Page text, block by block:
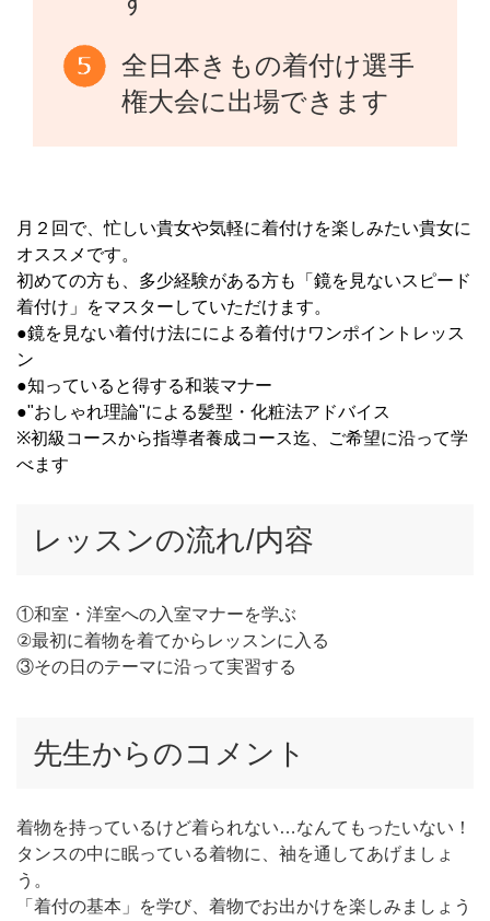
全日本きもの着付け選手
権大会に出場できます
月２回で、忙しい貴女や気軽に着付けを楽しみたい貴女に
オススメです。
初めての方も、多少経験がある方も「鏡を見ないスピード
着付け」をマスターしていただけます。
●鏡を見ない着付け法にによる着付けワンポイントレッス
ン
●知っていると得する和装マナー
●"おしゃれ理論"による髪型・化粧法アドバイス
※初級コースから指導者養成コース迄、ご希望に沿って学
べます
レッスンの流れ/内容
①和室・洋室への入室マナーを学ぶ
②最初に着物を着てからレッスンに入る
③その日のテーマに沿って実習する
先生からのコメント
着物を持っているけど着られない…なんてもったいない！
タンスの中に眠っている着物に、袖を通してあげましょ
う。
「着付の基本」を学び、着物でお出かけを楽しみましょう